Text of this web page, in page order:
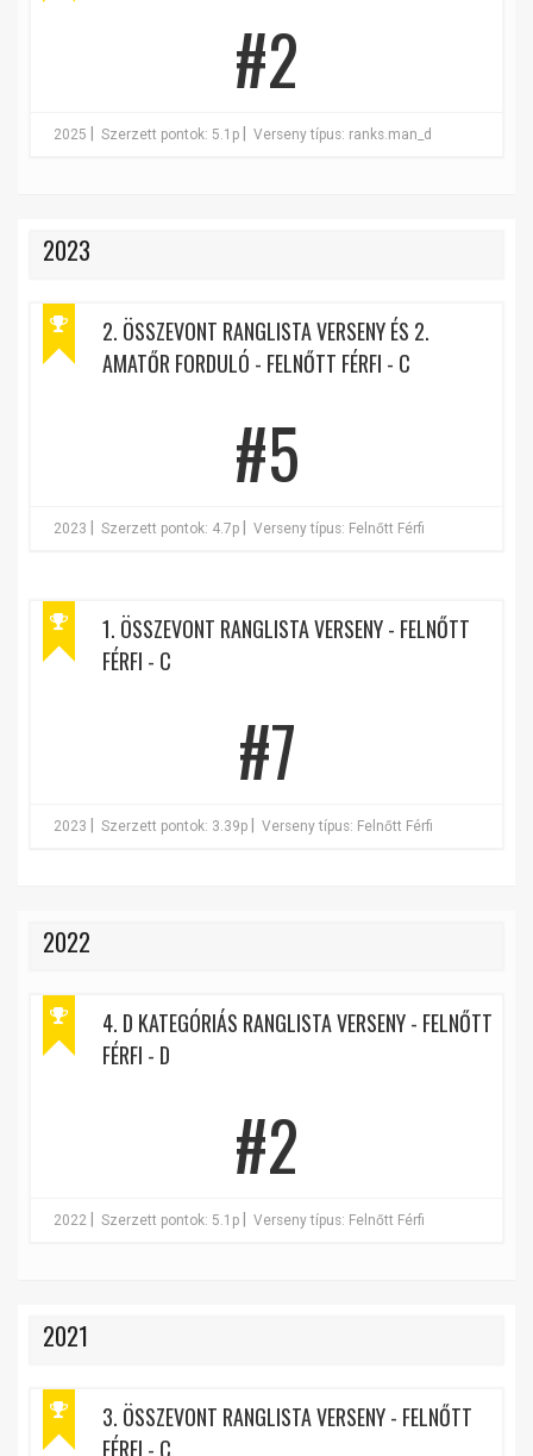
#2
2025 Szerzett pontok: 5.1p Verseny típus: ranks.man_d
2023
2. ÖSSZEVONT RANGLISTA VERSENY ÉS 2.
AMATŐR FORDULÓ - FELNŐTT FÉRFI - C
#5
2023 Szerzett pontok: 4.7p Verseny típus: Felnőtt Férfi
1. ÖSSZEVONT RANGLISTA VERSENY - FELNŐTT
FÉRFI - C
#7
2023 Szerzett pontok: 3.39p Verseny típus: Felnőtt Férfi
2022
4. D KATEGÓRIÁS RANGLISTA VERSENY - FELNŐTT
FÉRFI - D
#2
2022 Szerzett pontok: 5.1p Verseny típus: Felnőtt Férfi
2021
3. ÖSSZEVONT RANGLISTA VERSENY - FELNŐTT
FÉRFI - C